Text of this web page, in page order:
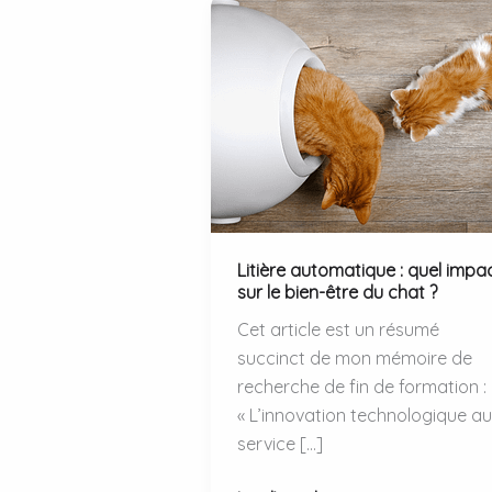
Litière automatique : quel
sur le bien-être du chat ?
Cet article est un résumé
succinct de mon mémoire de
recherche de fin de formation :
« L’innovation technologique au
service […]